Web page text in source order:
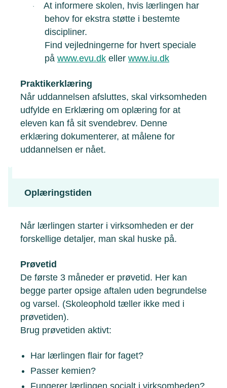
·
At informere skolen, hvis lærlingen har
behov for ekstra støtte i bestemte
discipliner.
Find vejledningerne for hvert speciale
på www.evu.dk eller www.iu.dk
Praktikerklæring
Når uddannelsen afsluttes, skal virksomheden
udfylde en Erklæring om oplæring for at
eleven kan få sit svendebrev. Denne
erklæring dokumenterer, at målene for
uddannelsen er nået.
Oplæringstiden
Når lærlingen starter i virksomheden er der
forskellige detaljer, man skal huske på.
Prøvetid
De første 3 måneder er prøvetid. Her kan
begge parter opsige aftalen uden begrundelse
og varsel. (Skoleophold tæller ikke med i
prøvetiden).
Brug prøvetiden aktivt:
Har lærlingen flair for faget?
Passer kemien?
Fungerer lærlingen socialt i virksomheden?